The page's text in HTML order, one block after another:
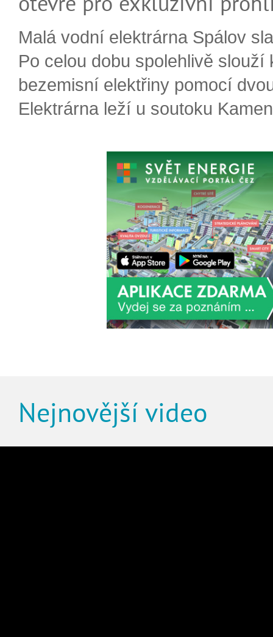
Malá vodní elektrárna Spálov
Po celou dobu spolehlivě slouží
bezemisní elektřiny pomocí
Elektrárna leží u soutoku
Nejnovější video